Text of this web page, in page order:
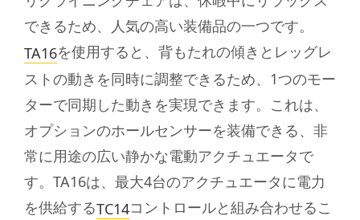
できるため、人気の高い装備品の一つです。
TA16を使用すると、背もたれの傾きとレッグレ
ストの動きを同時に調整できるため、1つのモー
ターで同期した動きを実現できます。これは、
オプションのホールセンサーを装備できる、非
常に用途の広い静かな電動アクチュエータで
す。TA16は、最大4台のアクチュエータに電力
を供給するTC14コントロールと組み合わせるこ